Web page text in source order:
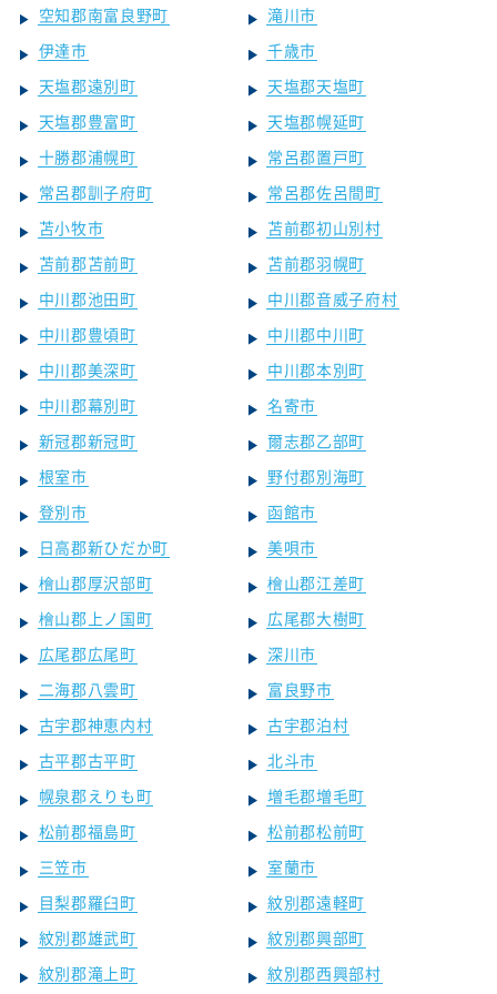
空知郡南富良野町
滝川市
伊達市
千歳市
天塩郡遠別町
天塩郡天塩町
天塩郡豊富町
天塩郡幌延町
十勝郡浦幌町
常呂郡置戸町
常呂郡訓子府町
常呂郡佐呂間町
苫小牧市
苫前郡初山別村
苫前郡苫前町
苫前郡羽幌町
中川郡池田町
中川郡音威子府村
中川郡豊頃町
中川郡中川町
中川郡美深町
中川郡本別町
中川郡幕別町
名寄市
新冠郡新冠町
爾志郡乙部町
根室市
野付郡別海町
登別市
函館市
日高郡新ひだか町
美唄市
檜山郡厚沢部町
檜山郡江差町
檜山郡上ノ国町
広尾郡大樹町
広尾郡広尾町
深川市
二海郡八雲町
富良野市
古宇郡神恵内村
古宇郡泊村
古平郡古平町
北斗市
幌泉郡えりも町
増毛郡増毛町
松前郡福島町
松前郡松前町
三笠市
室蘭市
目梨郡羅臼町
紋別郡遠軽町
紋別郡雄武町
紋別郡興部町
紋別郡滝上町
紋別郡西興部村